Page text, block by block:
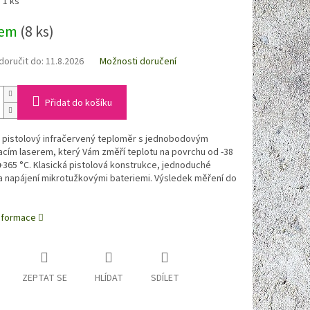
(8 ks)
do: 11.8.2026 Možnosti doručení
Přidat do košíku
infračervený teploměr s jednobodovým
laserem, který Vám změří teplotu na povrchu od -38
°C. Klasická pistolová konstrukce, jednoduché
napájení mikrotužkovými bateriemi. Výsledek měření do
ZEPTAT SE HLÍDAT SDÍLET